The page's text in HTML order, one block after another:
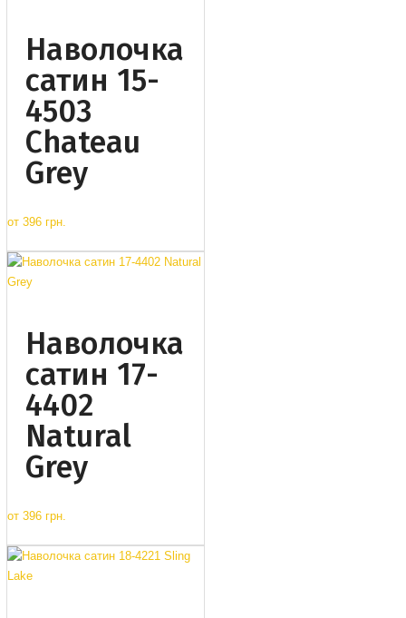
Наволочка
сатин 15-
4503
Chateau
Grey
от 396 грн.
Наволочка
сатин 17-
4402
Natural
Grey
от 396 грн.